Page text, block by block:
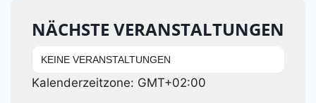
NÄCHSTE VERANSTALTUNGEN
KEINE VERANSTALTUNGEN
Kalenderzeitzone: GMT+02:00